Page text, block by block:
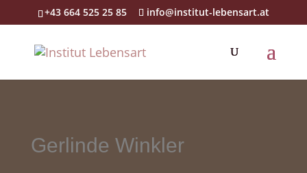
+43 664 525 25 85 info@institut-lebensart.at
Gerlinde Winkler